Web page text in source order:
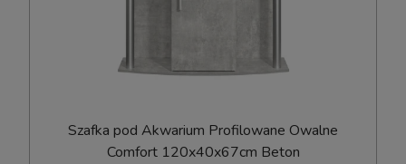
Szafka pod Akwarium Profilowane Owalne
Comfort 120x40x67cm Beton